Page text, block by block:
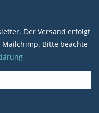
Der Versand erfolgt
Bitte beachte